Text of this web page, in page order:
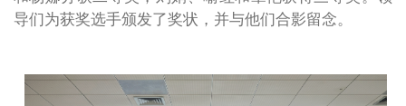
导们为获奖选手颁发了奖状，并与他们合影留念。